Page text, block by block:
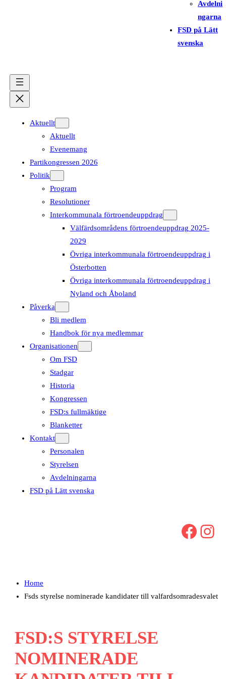
Avdelni
ngarna
FSD på Lätt
svenska
Aktuellt
Aktuellt
Evenemang
Partikongressen 2026
Politik
Program
Resolutioner
Interkommunala förtroendeuppdrag
Välfärdsområdens förtroendeuppdrag 2025-
2029
Övriga interkommunala förtroendeuppdrag i
Österbotten
Övriga interkommunala förtroendeuppdrag i
Nyland och Åboland
Påverka
Bli medlem
Handbok för nya medlemmar
Organisationen
Om FSD
Stadgar
Historia
Kongressen
FSD:s fullmäktige
Blanketter
Kontakt
Personalen
Styrelsen
Avdelningarna
FSD på Lätt svenska
Facebook Instagram
Home
Fsds styrelse nominerade kandidater till valfardsomradesvalet
FSD:S STYRELSE
NOMINERADE